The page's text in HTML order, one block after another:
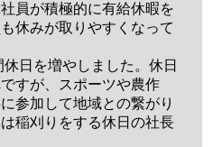
員が積極的に有給休暇を
休みが取りやすくなって
日を増やしました。休日
すが、スポーツや農作
参加して地域との繋がり
稲刈りをする休日の社長